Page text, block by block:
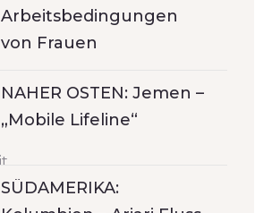
Arbeitsbedingungen
von Frauen
NAHER OSTEN: Jemen –
„Mobile Lifeline“
SÜDAMERIKA: